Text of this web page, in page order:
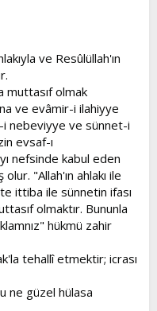
ve Resûlüllah'ın
muttasıf olmak
ve evâmir-i ilahiyye
i nebeviyye ve sünnet-i
evsaf-ı
nefsinde kabul eden
"Allah'ın ahlakı ile
ittiba ile sünnetin ifası
olmaktır. Bununla
hükmü zahir
tehallî etmektir; icrası
ne güzel hülasa